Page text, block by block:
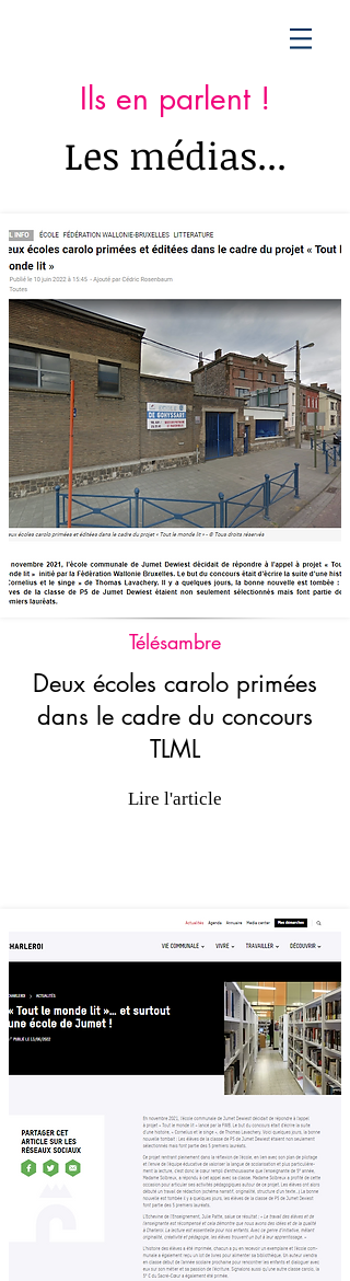
Ils en parlent !
Les médias...
Télésambre
Deux écoles carolo primées
dans le cadre du concours
TLML
Lire l'article